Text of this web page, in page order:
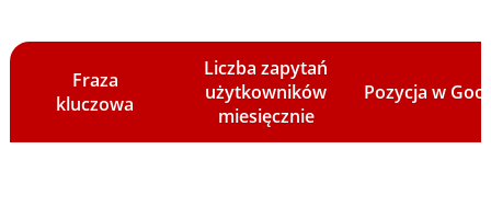
Fraza
kluczowa
Liczba zapytań
użytkowników
miesięcznie
Pozycja w